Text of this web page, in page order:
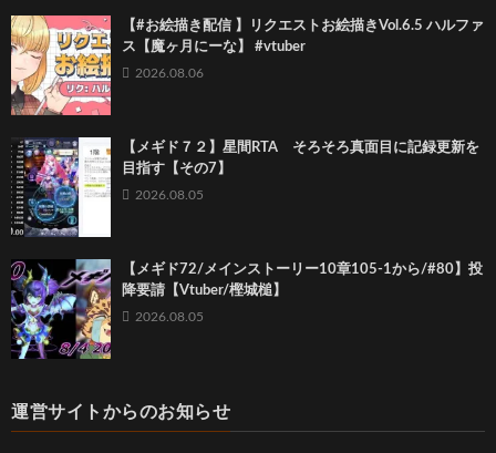
【#お絵描き配信 】リクエストお絵描きVol.6.5 ハルファ
ス【魔ヶ月にーな】 #vtuber
2026.08.06
【メギド７２】星間RTA そろそろ真面目に記録更新を
目指す【その7】
2026.08.05
【メギド72/メインストーリー10章105-1から/#80】投
降要請【Vtuber/樫城槌】
2026.08.05
運営サイトからのお知らせ